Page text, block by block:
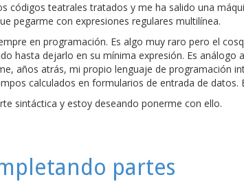
códigos teatrales tratados y me ha salido una
pegarme con expresiones regulares multilínea.
en programación. Es algo muy raro pero el
hasta dejarlo en su mínima expresión. Es análogo
años atrás, mi propio lenguaje de programación
calculados en formularios de entrada de datos.
sintáctica y estoy deseando ponerme con ello.
partes